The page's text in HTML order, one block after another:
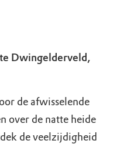
Dwingelderveld,
de afwisselende
over de natte heide
de veelzijdigheid